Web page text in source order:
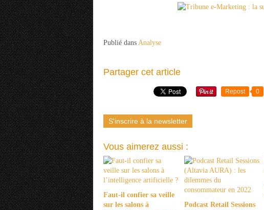
Publié dans Analyse
Partager cet article
Repost 0
S'inscrire à la newsletter
Vous aimerez aussi :
Faut-il confier sa veille
sur les salons à
Podcast Retail Sessions